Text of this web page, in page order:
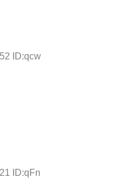
ID:qcw
ID:qFn